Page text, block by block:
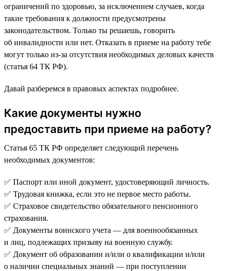
ограничений по здоровью, за исключением случаев, когда
такие требования к должности предусмотрены
законодательством. Только ты решаешь, говорить
об инвалидности или нет. Отказать в приеме на работу тебе
могут только из-за отсутствия необходимых деловых качеств
(статья 64 ТК РФ).
Давай разберемся в правовых аспектах подробнее.
Какие документы нужно
предоставить при приеме на работу?
Статья 65 ТК РФ определяет следующий перечень
необходимых документов:
✅ Паспорт или иной документ, удостоверяющий личность.
✅ Трудовая книжка, если это не первое место работы.
✅ Страховое свидетельство обязательного пенсионного
страхования.
✅ Документы воинского учета — для военнообязанных
и лиц, подлежащих призыву на военную службу.
✅ Документ об образовании и/или о квалификации и/или
о наличии специальных знаний — при поступлении